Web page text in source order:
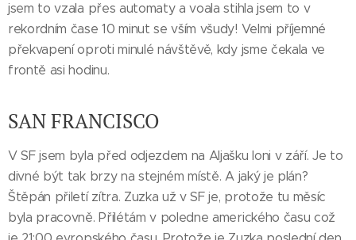
jsem to vzala přes automaty a voala stihla jsem to v
rekordním čase 10 minut se vším všudy! Velmi příjemné
překvapení oproti minulé návštěvě, kdy jsme čekala ve
frontě asi hodinu.
SAN FRANCISCO
V SF jsem byla před odjezdem na Aljašku loni v září. Je to
divné být tak brzy na stejném místě. A jaký je plán?
Štěpán přiletí zítra. Zuzka už v SF je, protože tu měsíc
byla pracovně. Přilétám v poledne amerického času což